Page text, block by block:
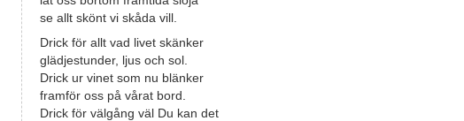
se allt skönt vi skåda vill.
Drick för allt vad livet skänker
glädjestunder, ljus och sol.
Drick ur vinet som nu blänker
framför oss på vårat bord.
Drick för välgång väl Du kan det